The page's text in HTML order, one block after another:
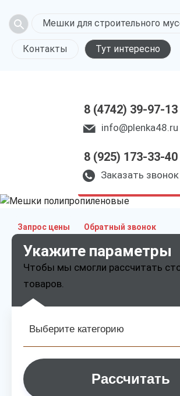
Мешки для строительного
Контакты Тут интересно
8 (4742) 39-97-13
info@plenka48.ru
8 (925) 173-33-40
Заказать звонок
Полипропиленовые
мешки в Липецке
Запрос цены Обратный звонок
Укажите параметры
Чтобы мы смогли рассчитать
товаров.
Рассчитать